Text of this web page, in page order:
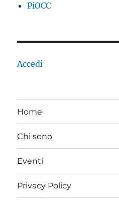
PiOCC
Accedi
Home
Chi sono
Eventi
Privacy Policy